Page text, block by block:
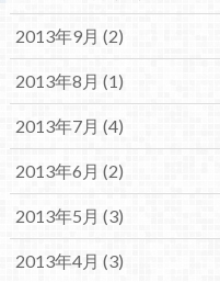
2013年9月 (2)
2013年8月 (1)
2013年7月 (4)
2013年6月 (2)
2013年5月 (3)
2013年4月 (3)